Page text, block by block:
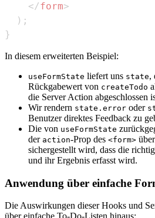
</form>
) ;
}
In diesem erweiterten Beispiel:
useFormState liefert uns state,
Rückgabewert von createTodo
die Server Action abgeschlossen
Wir rendern state.error oder
Benutzer direktes Feedback zu
Die von useFormState
der action-Prop des <form>
sichergestellt wird, dass die
und ihr Ergebnis erfasst wird.
Anwendung über einfache
Die Auswirkungen dieser Hooks und